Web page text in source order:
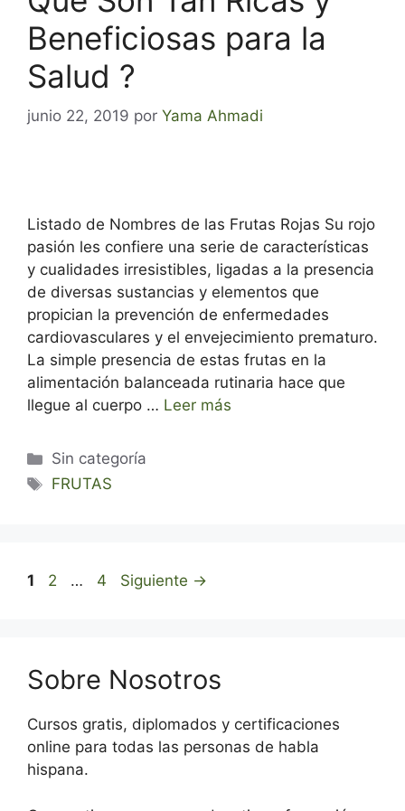
Beneficiosas para la
Salud ?
junio 22, 2019 por Yama Ahmadi
Listado de Nombres de las Frutas Rojas Su rojo
pasión les confiere una serie de características
y cualidades irresistibles, ligadas a la presencia
de diversas sustancias y elementos que
propician la prevención de enfermedades
cardiovasculares y el envejecimiento prematuro.
La simple presencia de estas frutas en la
alimentación balanceada rutinaria hace que
llegue al cuerpo … Leer más
Categorías
Sin categoría
Etiquetas
FRUTAS
Página
1 Página
2 … Página
4 Siguiente →
Sobre Nosotros
Cursos gratis, diplomados y certificaciones
online para todas las personas de habla
hispana.